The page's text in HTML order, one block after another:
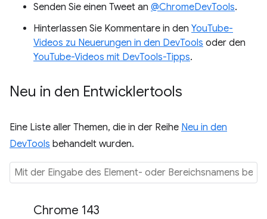
Senden Sie einen Tweet an @ChromeDevTools.
Hinterlassen Sie Kommentare in den YouTube-
Videos zu Neuerungen in den DevTools oder den
YouTube-Videos mit DevTools-Tipps.
Neu in den Entwicklertools
Eine Liste aller Themen, die in der Reihe Neu in den
DevTools behandelt wurden.
Chrome 143